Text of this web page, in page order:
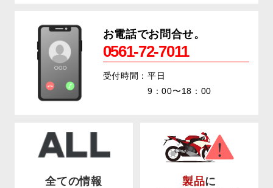
お電話でお問合せ。
0561-72-7011
受付時間：平日
9：00〜18：00
全ての情報 製品に